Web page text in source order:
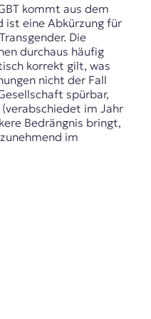
kommt aus dem
ist eine Abkürzung für
Die
durchaus häufig
korrekt gilt, was
nicht der Fall
spürbar,
im Jahr
Bedrängnis bringt,
im